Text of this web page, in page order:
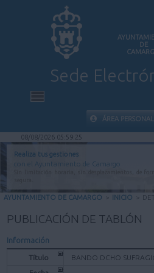
DE
Sede
INICIO
INFORMACIÓN
CARPETA
VALIDACIÓN DE
ÁREA PERSONAL
08/08/2026 05:59:25
Realiza tus gestiones
con el Ayuntamiento de Camargo
AYUNTAMIENTO DE CAMARGO > INICIO >
PUBLICACIÓN DE TABLÓN
Información
Título
BANDO DCHO